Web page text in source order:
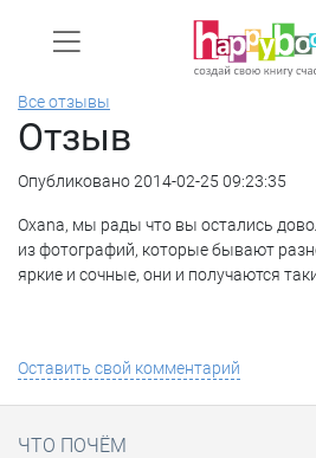
Все отзывы
Отзыв
Опубликовано 2014-02-25 09:23:35
Oxana, мы рады что вы остались
из фотографий, которые бывают
яркие и сочные, они и получаются
Оставить свой комментарий
ЧТО ПОЧЁМ